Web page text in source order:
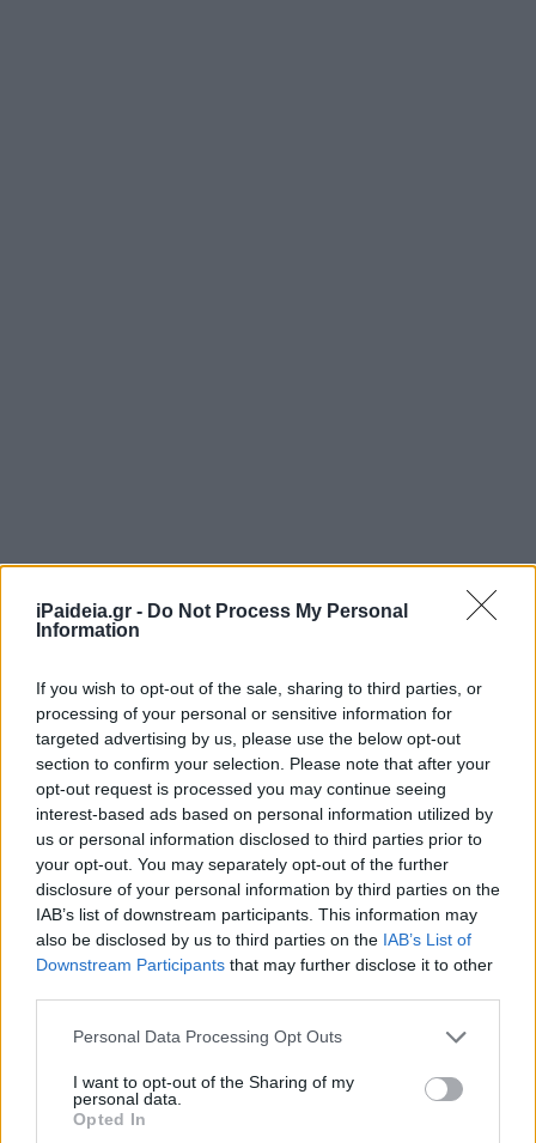
iPaideia.gr - Do Not Process My Personal
Information
If you wish to opt-out of the sale, sharing to third parties, or
processing of your personal or sensitive information for
targeted advertising by us, please use the below opt-out
section to confirm your selection. Please note that after your
opt-out request is processed you may continue seeing
interest-based ads based on personal information utilized by
us or personal information disclosed to third parties prior to
your opt-out. You may separately opt-out of the further
disclosure of your personal information by third parties on the
IAB’s list of downstream participants. This information may
also be disclosed by us to third parties on the IAB’s List of
Downstream Participants that may further disclose it to other
Please note that this website/app uses one or more Google
not limited to your visit or usage behaviour. You may click to
grant or deny consent to Google and its third-party tags to
use your data for below specified purposes in below Google
Personal Data Processing Opt Outs
I want to opt-out of the Sharing of my
personal data.
Opted In